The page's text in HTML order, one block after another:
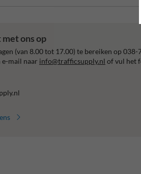
ons op
(van 8.00 tot 17.00) te bereiken op 038-
e-mail naar info@trafficsupply.nl of vul het